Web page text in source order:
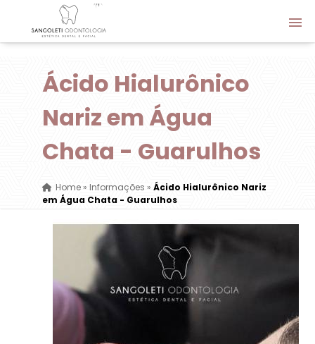
Ácido Hialurônico
Nariz em Água
Chata - Guarulhos
Home» Informações » Ácido Hialurônico Nariz
em Água Chata - Guarulhos